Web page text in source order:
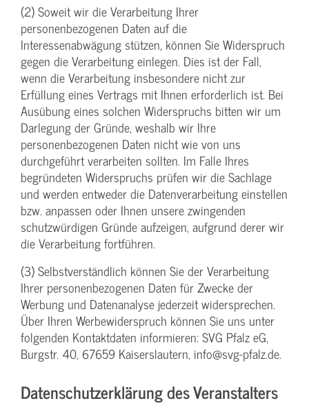
(2) Soweit wir die Verarbeitung Ihrer
personenbezogenen Daten auf die
Interessenabwägung stützen, können Sie Widerspruch
gegen die Verarbeitung einlegen. Dies ist der Fall,
wenn die Verarbeitung insbesondere nicht zur
Erfüllung eines Vertrags mit Ihnen erforderlich ist. Bei
Ausübung eines solchen Widerspruchs bitten wir um
Darlegung der Gründe, weshalb wir Ihre
personenbezogenen Daten nicht wie von uns
durchgeführt verarbeiten sollten. Im Falle Ihres
begründeten Widerspruchs prüfen wir die Sachlage
und werden entweder die Datenverarbeitung einstellen
bzw. anpassen oder Ihnen unsere zwingenden
schutzwürdigen Gründe aufzeigen, aufgrund derer wir
die Verarbeitung fortführen.
(3) Selbstverständlich können Sie der Verarbeitung
Ihrer personenbezogenen Daten für Zwecke der
Werbung und Datenanalyse jederzeit widersprechen.
Über Ihren Werbewiderspruch können Sie uns unter
folgenden Kontaktdaten informieren: SVG Pfalz eG,
Burgstr. 40, 67659 Kaiserslautern, info@svg-pfalz.de.
Datenschutzerklärung des Veranstalters